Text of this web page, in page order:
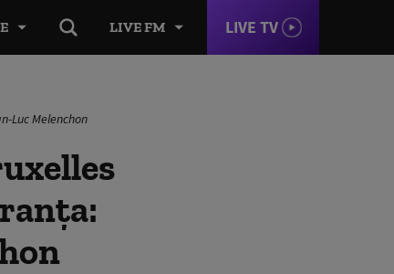
LIVE FM LIVE TV
Luc Melenchon